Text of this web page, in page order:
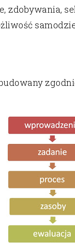
zdobywania,